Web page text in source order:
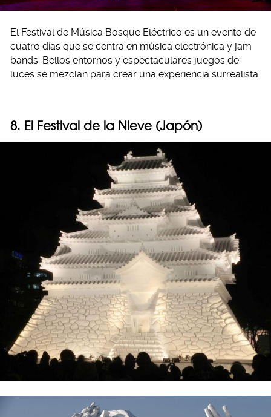
El Festival de Música Bosque Eléctrico es un evento de
cuatro días que se centra en música electrónica y jam
bands. Bellos entornos y espectaculares juegos de
luces se mezclan para crear una experiencia surrealista.
8. El Festival de la Nieve (Japón)